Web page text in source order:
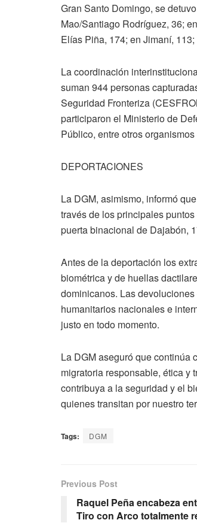
Gran Santo Domingo, se
Mao/Santiago Rodríguez, 36;
Elías Piña, 174; en Jimaní,
La coordinación
suman 944 personas
Seguridad Fronteriza
participaron el Ministerio de
Público, entre otros
DEPORTACIONES
La DGM, asimismo, informó
través de los principales
puerta binacional de Dajabón,
Antes de la deportación los
biométrica y de huellas
dominicanos. Las
humanitarios nacionales e
justo en todo momento.
La DGM aseguró que continúa
migratoria responsable, ética y
contribuya a la seguridad y el
quienes transitan por nuestro
Tags: DGM
Previous Post
Raquel Peña encabeza
Tiro con Arco totalmente